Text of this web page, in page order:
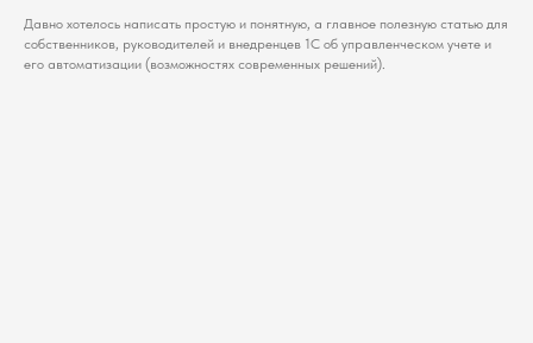
Давно хотелось написать простую и понятную, а главное полезную статью для
собственников, руководителей и внедренцев 1С об управленческом учете и
его автоматизации (возможностях современных решений).